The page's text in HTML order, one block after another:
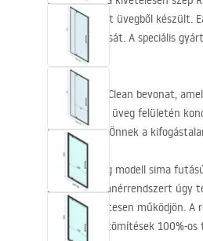
mm-es edzett üvegből készült.
tisztán tartását. A speciális
Easy Clean
A Nano Easy Clean bevonat,
hogy a víz az üveg felületén
megkönnyíti Önnek a
A Rapid Swing modell sima
záródik. A zsanérrendszert úgy
zökkenőmentesen működjön.
alkalmazott tömítések 100%-